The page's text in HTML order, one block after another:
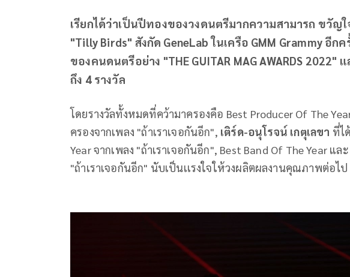
เรียกได้ว่าเป็นปีทองของวงดนตรีมากความสามารถ ขวัญ
"Tilly Birds" สังกัด GeneLab ในเครือ GMM Grammy อีก
ของคนดนตรีอย่าง "THE GUITAR MAG AWARDS 2022"
ถึง 4 รางวัล
โดยรางวัลทั้งหมดที่คว้ามาครองคือ Best Producer Of The
ครองจากเพลง "ถ้าเราเจอกันอีก", เติร์ด-อนุโรจน์ เกตุเลขา ที่ไ
Year จากเพลง "ถ้าเราเจอกันอีก", Best Band Of The Year แล
"ถ้าเราเจอกันอีก" นับเป็นเเรงใจให้วงผลิตผลงานคุณภาพต่อไป